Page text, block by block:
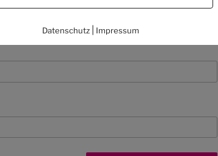
Datenschutz| Impressum